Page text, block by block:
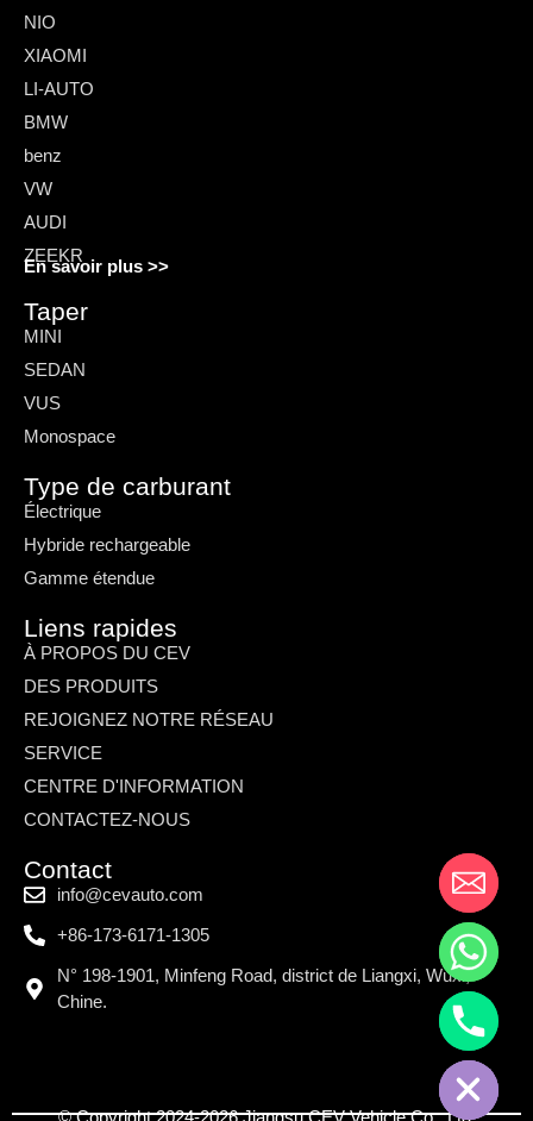
NIO
XIAOMI
LI-AUTO
BMW
benz
VW
AUDI
ZEEKR
En savoir plus >>
Taper
MINI
SEDAN
VUS
Monospace
Type de carburant
Électrique
Hybride rechargeable
Gamme étendue
Liens rapides
À PROPOS DU CEV
DES PRODUITS
REJOIGNEZ NOTRE RÉSEAU
SERVICE
CENTRE D'INFORMATION
CONTACTEZ-NOUS
Contact
info@cevauto.com
+86-173-6171-1305
N° 198-1901, Minfeng Road, district de Liangxi, Wuxi,
Chine.
© Copyright 2024-2026 Jiangsu CEV Vehicle Co., Ltd.